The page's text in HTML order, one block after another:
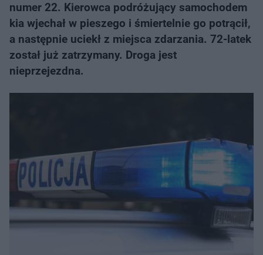
numer 22. Kierowca podróżujący samochodem
kia wjechał w pieszego i śmiertelnie go potrącił,
a następnie uciekł z miejsca zdarzania. 72-latek
został już zatrzymany. Droga jest
nieprzejezdna.